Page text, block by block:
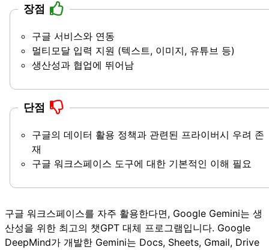
장점
구글 서비스와 연동
멀티모달 입력 지원 (텍스트, 이미지, 유튜브 등)
생산성과 협업에 뛰어남
단점
구글의 데이터 활용 정책과 관련된 프라이버시 우려 존
재
구글 워크스페이스 도구에 대한 기본적인 이해 필요
구글 워크스페이스를 자주 활용한다면, Google Gemini는 생
산성을 위한 최고의 챗GPT 대체 프로그램입니다. Google
DeepMind가 개발한 Gemini는 Docs, Sheets, Gmail, Drive